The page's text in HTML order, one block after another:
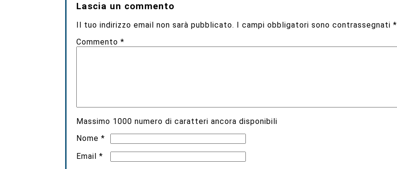
Lascia un commento
Il tuo indirizzo email non sarà pubblicato. I campi obbligatori sono contrassegnati*
Commento*
Massimo 1000 numero di caratteri ancora disponibili
Nome*
Email*